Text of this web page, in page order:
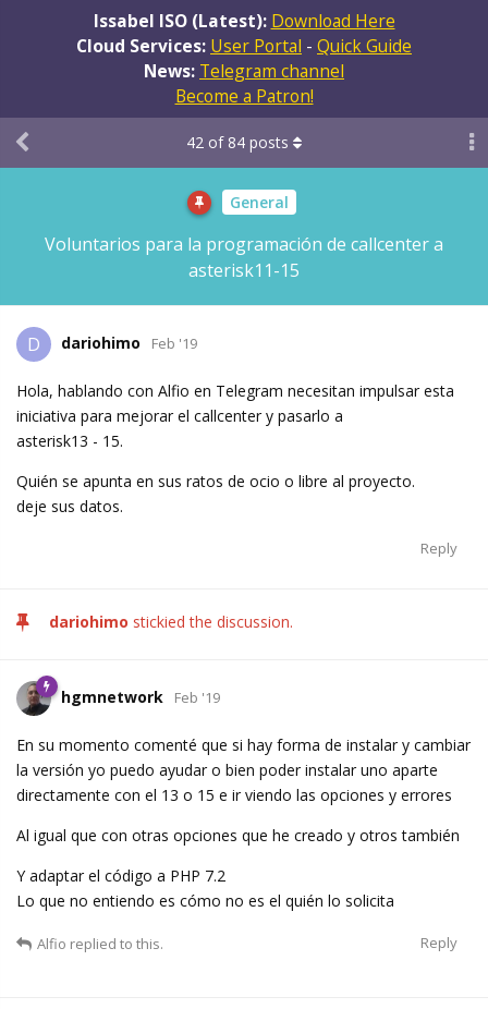
Issabel ISO (Latest): Download Here
Cloud Services: User Portal - Quick Guide
News: Telegram channel
Become a Patron!
General
Voluntarios para la programación de callcenter a
asterisk11-15
42 of 84 posts
D dariohimo Feb '19
Hola, hablando con Alfio en Telegram necesitan impulsar esta
iniciativa para mejorar el callcenter y pasarlo a
asterisk13 - 15.
Quién se apunta en sus ratos de ocio o libre al proyecto.
deje sus datos.
Reply
dariohimo stickied the discussion.
hgmnetwork Feb '19
En su momento comenté que si hay forma de instalar y cambiar
la versión yo puedo ayudar o bien poder instalar uno aparte
directamente con el 13 o 15 e ir viendo las opciones y errores
Al igual que con otras opciones que he creado y otros también
Y adaptar el código a PHP 7.2
Lo que no entiendo es cómo no es el quién lo solicita
Reply
Alfio replied to this.